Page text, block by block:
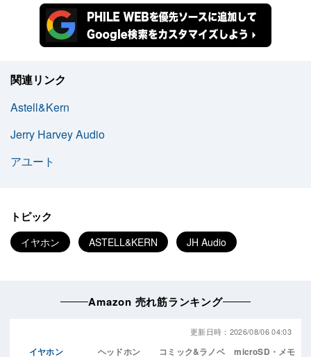
関連リンク
Astell&Kern
Jerry Harvey Audio
アユート
トピック
イヤホン ASTELL&KERN JH Audio